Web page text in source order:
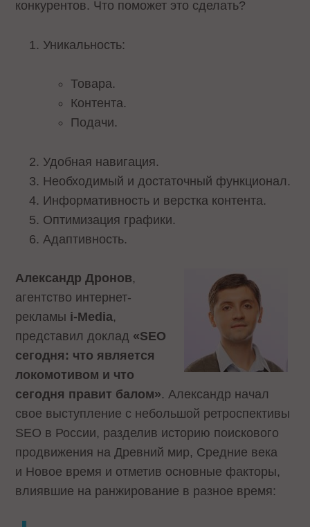
конкурентов. Что поможет это сделать?
Уникальность:
Товара.
Контента.
Подачи.
Удобная навигация.
Необходимый и достаточный функционал.
Информативность и верстка контента.
Оптимизация графики.
Адаптивность.
Александр Дронов,
агентство интернет-
рекламы i-Media,
представил доклад «SEO
сегодня: что является
локомотивом и что
сегодня правит балом». Александр начал
свое выступление с небольшой ретроспективы
SEO в России, разделив историю поискового
продвижения на Древний мир, Средние века
и Новое время и отметив основные факторы,
влиявшие на ранжирование в разное время: